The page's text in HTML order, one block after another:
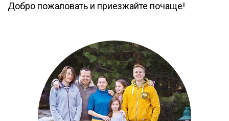
Добро пожаловать и приезжайте почаще!